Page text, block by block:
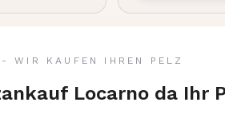
WIR KAUFEN IHREN PELZ
Locarno da Ihr